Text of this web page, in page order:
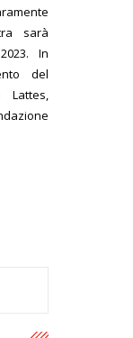
sarà
In
del